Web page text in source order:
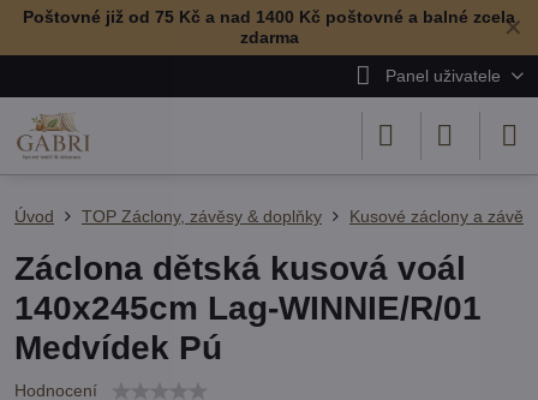
✕
Poštovné již od 75 Kč a nad 1400 Kč poštovné a balné zcela
zdarma
Panel uživatele
Úvod TOP Záclony, závěsy & doplňky Kusové záclony a
Záclona dětská kusová voál
140x245cm Lag-WINNIE/R/01
Medvídek Pú
Hodnocení